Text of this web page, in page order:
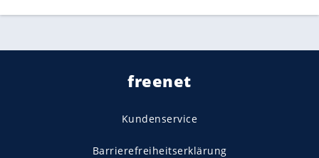
freenet
Kundenservice
Barrierefreiheitserklärung